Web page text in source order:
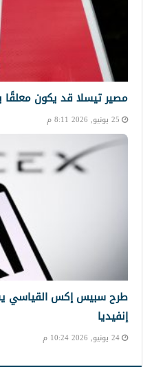
مصير تيسلا قد يكون معلقًا
25 يونيو, 2026 8:11 م
طرح سبيس إكس القياسي
إنفيديا
24 يونيو, 2026 10:24 م